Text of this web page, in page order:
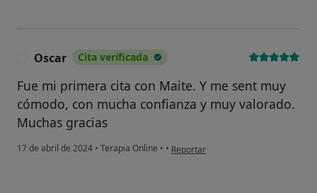
Oscar Cita verificada
Fue mi primera cita con Maite. Y me sent muy
cómodo, con mucha confianza y muy valorado.
Muchas gracias
17 de abril de 2024 • Terapia Online • • en opinión del usuario Oscar
Reportar